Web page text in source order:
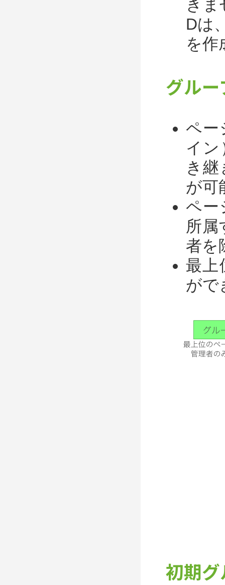
き
Dは
を作
グル
ペー
イ
き
が可
ペー
所
者を
最上
がで
初期